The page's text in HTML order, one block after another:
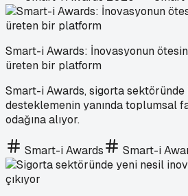
Smart-i Awards: İnovasyonun
üreten bir platform
Smart-i Awards, sigorta sektöründe
desteklemenin yanında toplumsal
odağına alıyor.
Smart-i Awards Smart-i